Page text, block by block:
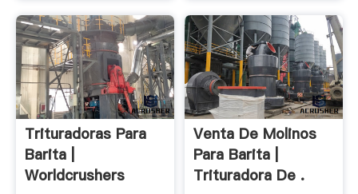
Trituradoras Para
Barita |
Worldcrushers
Venta De Molinos
Para Barita |
Trituradora De .